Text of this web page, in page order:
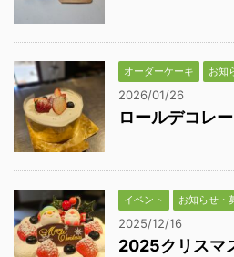
オーダーケーキ お知
2026/01/26
ロールデコレ
イベント お知らせ・
2025/12/16
2025クリスマ